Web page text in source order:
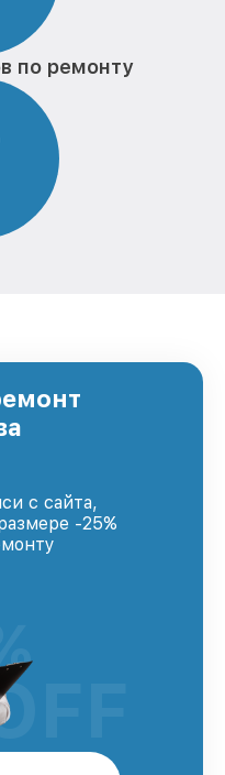
по ремонту
с сайта,
-25%